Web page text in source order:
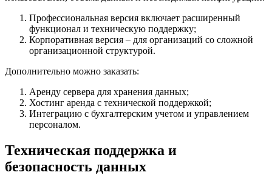
Профессиональная версия включает расширенный
функционал и техническую поддержку;
Корпоративная версия – для организаций со сложной
организационной структурой.
Дополнительно можно заказать:
Аренду сервера для хранения данных;
Хостинг аренда с технической поддержкой;
Интеграцию с бухгалтерским учетом и управлением
персоналом.
Техническая поддержка и
безопасность данных